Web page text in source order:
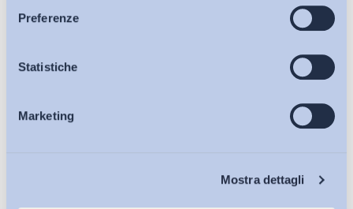
Articoli
Osservatori
Eventi
Preferenze
Statistiche
Marketing
Mostra dettagli
Ho letto e Accetto il trattamento dei dati personali descritti